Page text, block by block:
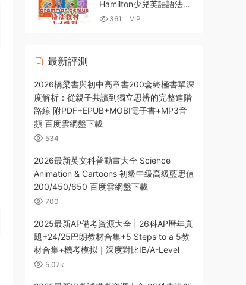
視頻
Hamilton少兒英語語法教
材 全六級PDF電子版學生
361 VIP
最新評測
2026橋梁書與初中高章書200套終極書單深
度解析：從親子共讀到獨立思辨的完整進階
路線 附PDF+EPUB+MOBI電子書+MP3音
頻 百度雲網盤下載
534
2026最新英文科普動畫大全 Science
Animation & Cartoons 初級中級高級藍思值
200/450/650 百度雲網盤下載
700
2025最新AP備考資源大全 | 26科AP曆年真
題+24/25巴朗教材合集+5 Steps to a 5教
材合集+機考模拟｜深度對比IB/A-Level
5.07k